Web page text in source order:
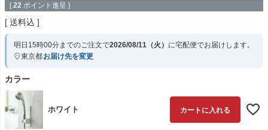
[ 22 ポイント進呈 ]
送料込
明日 15時00分までのご注文で2026/08/11（火） に宅配便でお届けします。
東京都お届け先を変更
カラー
ホワイト カートに入れる